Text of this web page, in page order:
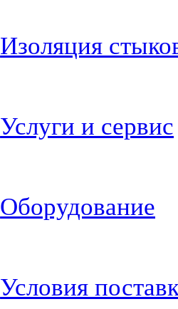
Изоляция
Услуги и сервис
Оборудование
Условия